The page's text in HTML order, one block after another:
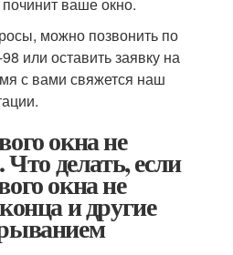
можно позвонить по
или оставить заявку на
с вами свяжется наш
окна не
Что делать, если
окна не
и другие